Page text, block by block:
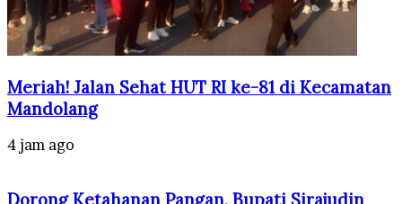
Meriah! Jalan Sehat HUT RI ke-81 di Kecamatan
Mandolang
4 jam ago
Dorong Ketahanan Pangan, Bupati Sirajudin